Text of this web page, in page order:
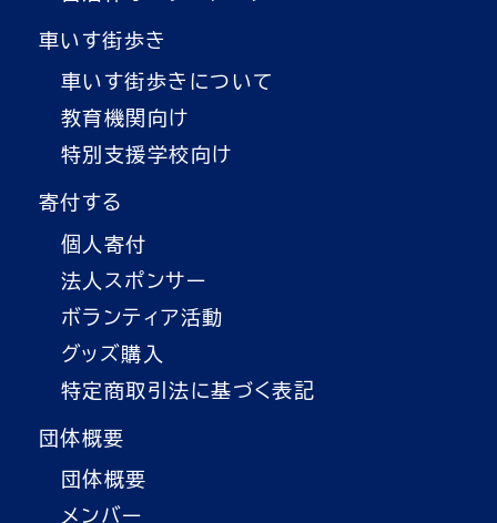
車いす街歩き
車いす街歩きについて
教育機関向け
特別支援学校向け
寄付する
個人寄付
法人スポンサー
ボランティア活動
グッズ購入
特定商取引法に基づく表記
団体概要
団体概要
メンバー